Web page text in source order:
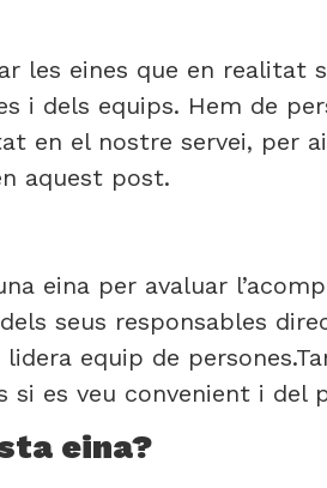
les eines que en realitat
i dels equips. Hem de
en el nostre servei, per
aquest post.
eina per avaluar
seus responsables
equip de
es veu convenient i del
eina?